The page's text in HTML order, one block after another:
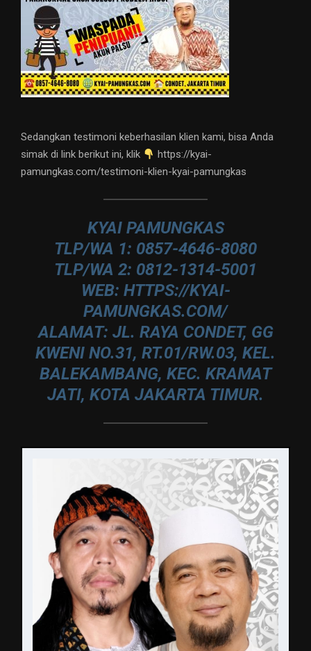
Sedangkan testimoni keberhasilan klien kami, bisa Anda
simak di link berikut ini, klik
https://kyai-
pamungkas.com/testimoni-klien-kyai-pamungkas
KYAI PAMUNGKAS
TLP/WA 1: 0857-4646-8080
TLP/WA 2: 0812-1314-5001
WEB: HTTPS://KYAI-
PAMUNGKAS.COM/
ALAMAT: JL. RAYA CONDET, GG
KWENI NO.31, RT.01/RW.03, KEL.
BALEKAMBANG, KEC. KRAMAT
JATI, KOTA JAKARTA TIMUR.